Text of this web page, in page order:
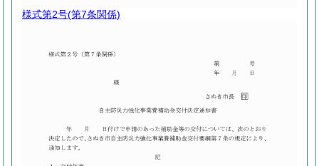
様式第2号(第7条関係)